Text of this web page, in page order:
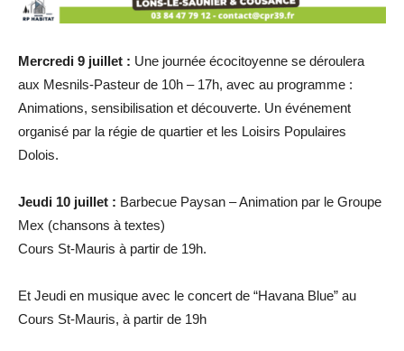
Mercredi 9 juillet : Une journée écocitoyenne se déroulera
aux Mesnils-Pasteur de 10h – 17h, avec au programme :
Animations, sensibilisation et découverte. Un événement
organisé par la régie de quartier et les Loisirs Populaires
Dolois.
Jeudi 10 juillet : Barbecue Paysan – Animation par le Groupe
Mex (chansons à textes)
Cours St-Mauris à partir de 19h.
Et Jeudi en musique avec le concert de “Havana Blue” au
Cours St-Mauris, à partir de 19h